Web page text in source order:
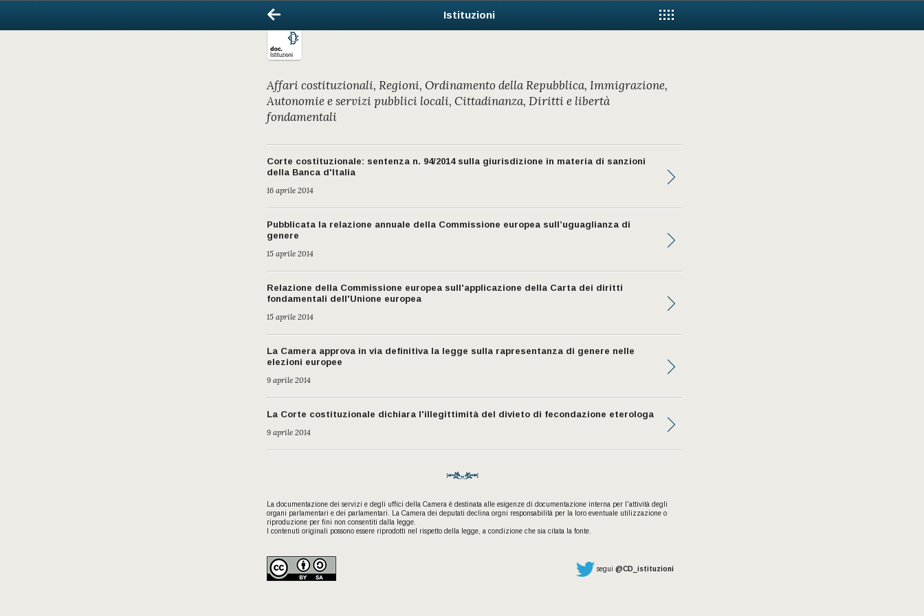
Istituzioni
Affari costituzionali, Regioni, Ordinamento della Repubblica, Immigrazione,
Autonomie e servizi pubblici locali, Cittadinanza, Diritti e libertà
fondamentali
Corte costituzionale: sentenza n. 94/2014 sulla giurisdizione in materia di sanzioni
della Banca d'Italia
16 aprile 2014
Pubblicata la relazione annuale della Commissione europea sull’uguaglianza di
genere
15 aprile 2014
Relazione della Commissione europea sull'applicazione della Carta dei diritti
fondamentali dell'Unione europea
15 aprile 2014
La Camera approva in via definitiva la legge sulla rapresentanza di genere nelle
elezioni europee
9 aprile 2014
La Corte costituzionale dichiara l'illegittimità del divieto di fecondazione eterologa
9 aprile 2014
La documentazione dei servizi e degli uffici della Camera è destinata alle esigenze di documentazione interna per l'attività degli
organi parlamentari e dei parlamentari. La Camera dei deputati declina orgni responsabilità per la loro eventuale utilizzazione o
riproduzione per fini non consentiti dalla legge.
I contenuti originali possono essere riprodotti nel rispetto della legge, a condizione che sia citata la fonte.
segui @CD_istituzioni